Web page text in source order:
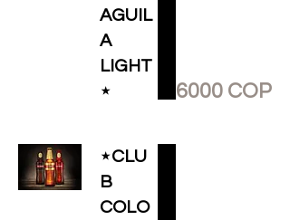
AGUIL
A
LIGHT
⋆
6000 COP
⋆CLU
B
COLO